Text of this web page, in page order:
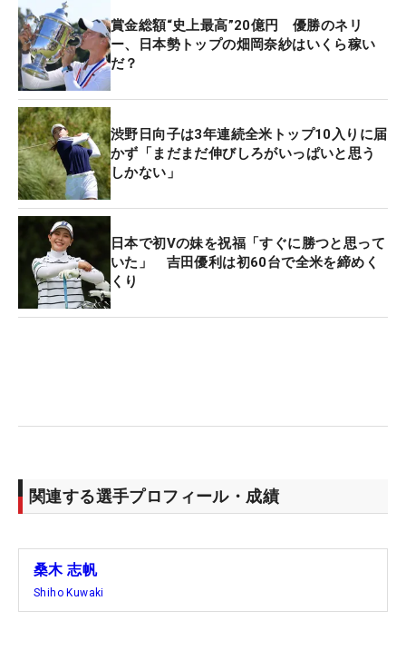
「去年は歯が立たないくらいボコボコにされた。今
年は少しリベンジができて、いまはホッとしていま
す。世界トップのツアーで予選を通過して30位以内
を目指していた。これからにつながると思います」
今大会がメジャー4試合目。「このコースで回れた
ことは財産」という米国男子ツアーを開催している
憧れの舞台・リビエラで、自己最高順位を記録する
ことができた。「全体のバランスが整ってきている
ので、いろんなリカバリーをして大崩れにならなっ
た。持っているものをすべて駆使して、100％の力
を出せたと思っている」と成長を実感した4日間だ
緩ませる。
保済。ただ、日本ツアーの4億円大会「EARTH
賞金総額“史上最高”20億円 優勝のネリ
ー、日本勢トップの畑岡奈紗はいくら稼い
だ？
渋野日向子は3年連続全米トップ10入りに届
かず「まだまだ伸びしろがいっぱいと思う
しかない」
日本で初Vの妹を祝福「すぐに勝つと思って
いた」 吉田優利は初60台で全米を締めく
くり
関連する選手プロフィール・成績
桑木 志帆
Shiho Kuwaki